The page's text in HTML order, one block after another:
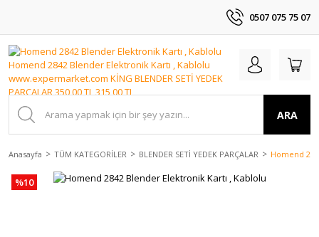
0507 075 75 07
ARA
Anasayfa TÜM KATEGORİLER BLENDER SETİ YEDEK PARÇALAR Homend
%10